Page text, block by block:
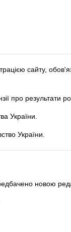
сайту,
про результати
України.
України.
новою